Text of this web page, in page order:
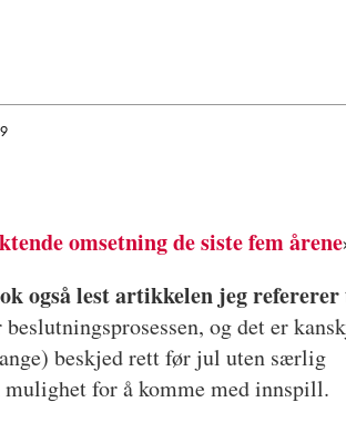
omsetning de siste fem årene
også lest artikkelen jeg
og det er
beskjed rett før jul uten særlig
for å komme med innspill.